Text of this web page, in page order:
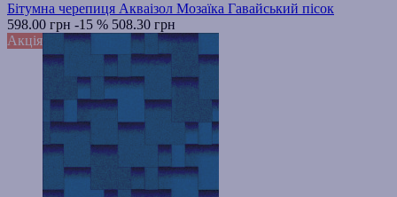
Бітумна черепиця Акваізол Мозаїка Гавайський пісок
598.00 грн -15 % 508.30 грн
Акція